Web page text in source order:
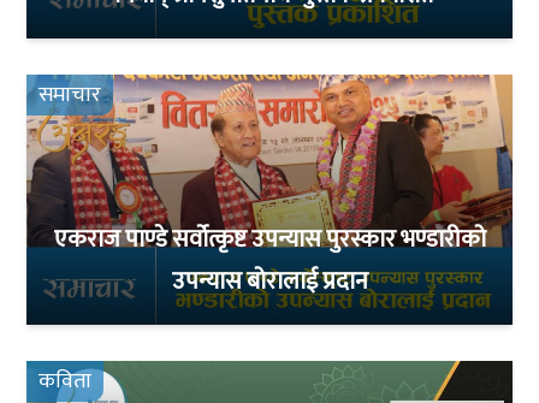
समाचार
एकराज पाण्डे सर्वोत्कृष्ट उपन्यास पुरस्कार भण्डारीको
उपन्यास बोरालाई प्रदान
कविता